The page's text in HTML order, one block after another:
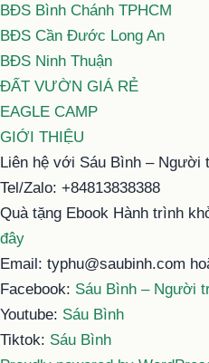
BĐS Bình Chánh TPHCM
BĐS Cần Đước Long An
BĐS Ninh Thuận
ĐẤT VƯỜN GIÁ RẺ
EAGLE CAMP
GIỚI THIỆU
Liên hệ với Sáu Bình – Người
Tel/Zalo: +84813838388
Quà tặng Ebook Hành trình
đây
Email: typhu@saubinh.com
Facebook: Sáu Bình – Người
Youtube: Sáu Bình
Tiktok: Sáu Bình